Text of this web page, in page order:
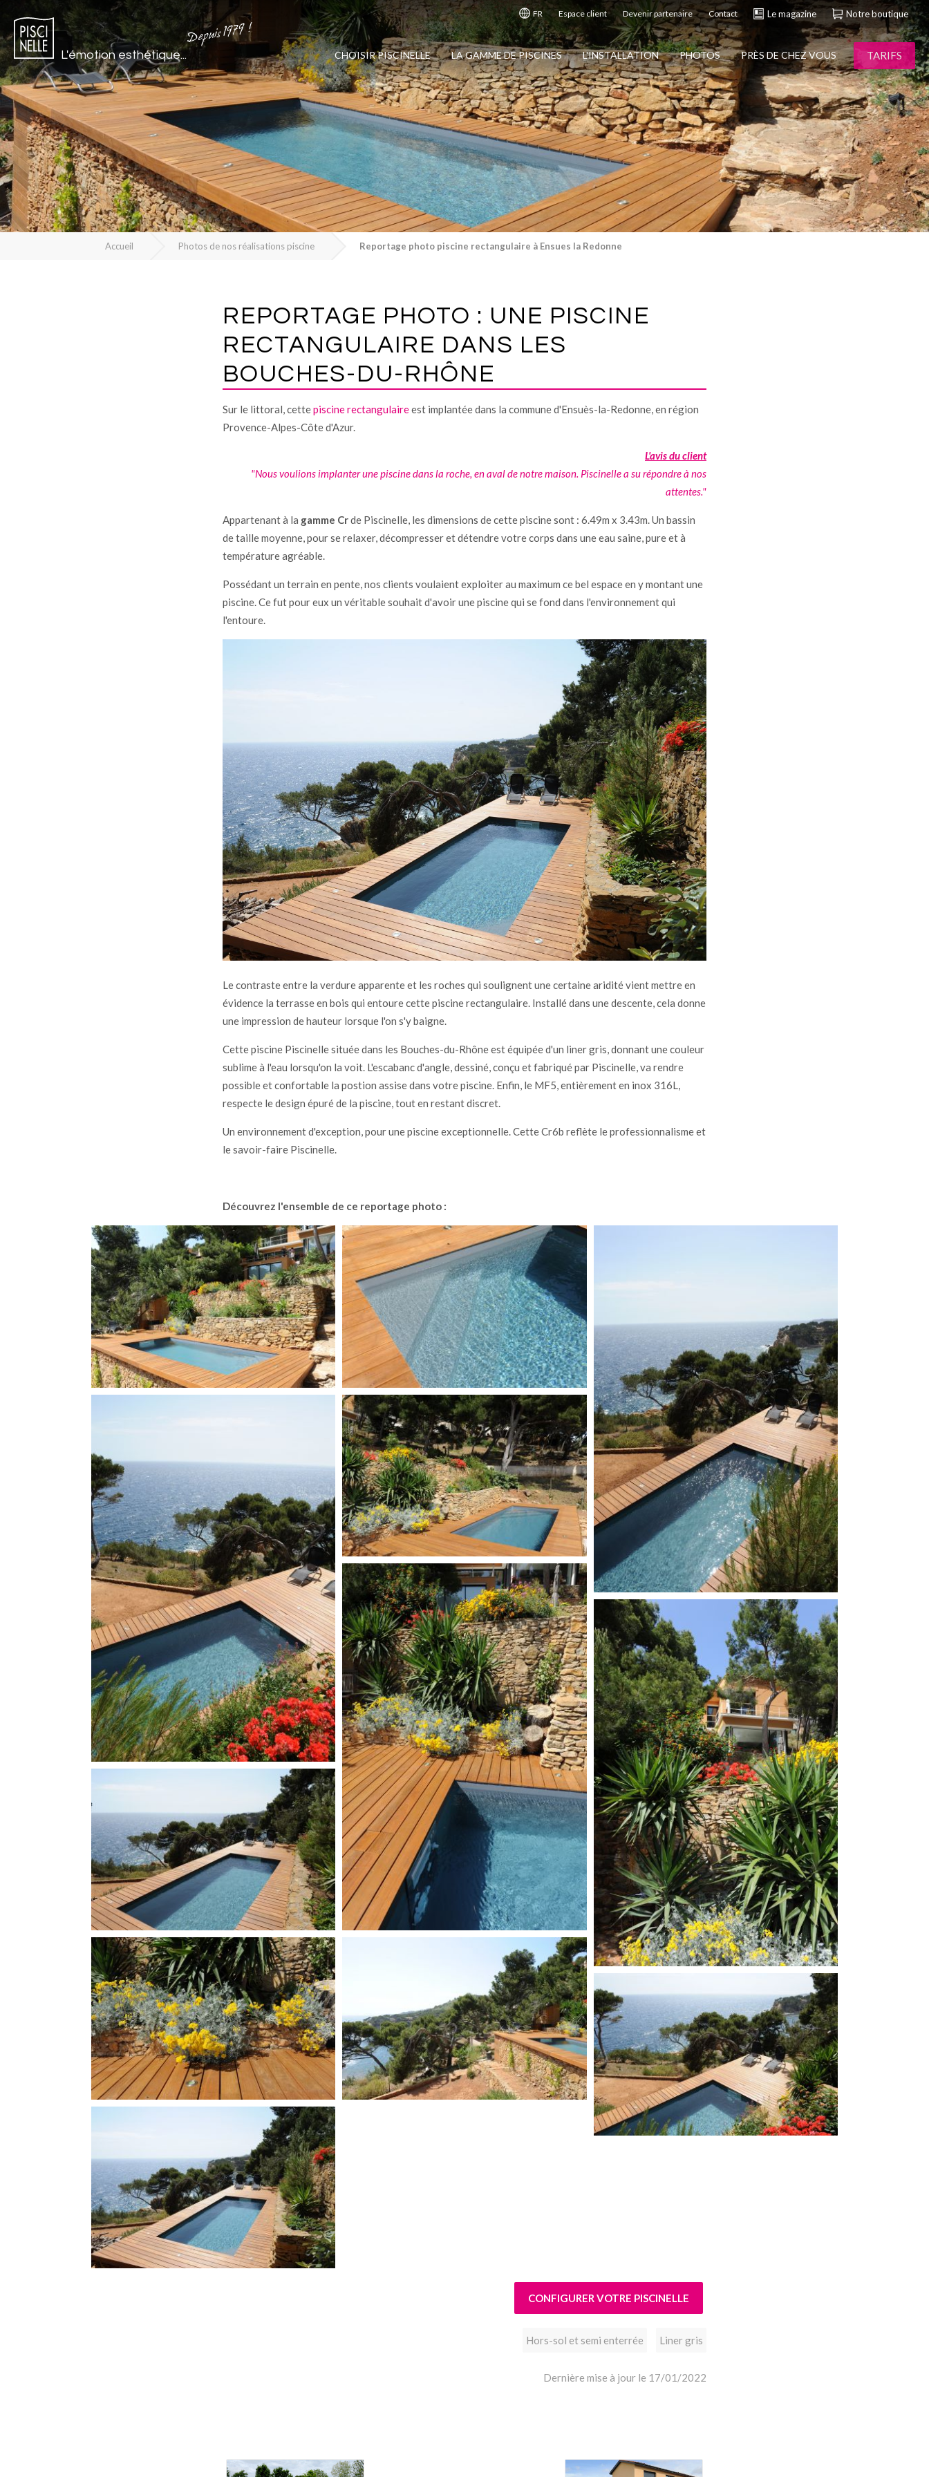
FR Espace client Devenir partenaire Contact Le magazine Notre boutique
L'émotion esthétique...
Depuis 1979 !
TARIFS
CHOISIR PISCINELLE LA GAMME DE PISCINES L'INSTALLATION PHOTOS PRÈS DE CHEZ VOUS
Accueil Photos de nos réalisations piscine Reportage photo piscine rectangulaire à Ensues la Redonne
REPORTAGE PHOTO : UNE PISCINE
RECTANGULAIRE DANS LES
BOUCHES-DU-RHÔNE
Sur le littoral, cettepiscine rectangulaireest implantée dans la commune d'Ensuès-la-Redonne, en région
Provence-Alpes-Côte d'Azur.
L'avis du client
"Nous voulions implanter une piscine dans la roche, en aval de notre maison. Piscinelle a su répondre à nos
attentes."
Appartenant à la gamme Crde Piscinelle, les dimensions de cette piscine sont : 6.49m x 3.43m. Un bassin
de taille moyenne, pour se relaxer, décompresser et détendre votre corps dans une eau saine, pure et à
température agréable.
Possédant un terrain en pente, nos clients voulaient exploiter au maximum ce bel espace en y montant une
piscine. Ce fut pour eux un véritable souhait d'avoir une piscine qui se fond dans l'environnement qui
l'entoure.
Le contraste entre la verdure apparente et les roches qui soulignent une certaine aridité vient mettre en
évidence la terrasse en bois qui entoure cette piscine rectangulaire. Installé dans une descente, cela donne
une impression de hauteur lorsque l'on s'y baigne.
Cette piscine Piscinelle située dans les Bouches-du-Rhône est équipée d'un liner gris, donnant une couleur
sublime à l'eau lorsqu'on la voit. L'escabanc d'angle, dessiné, conçu et fabriqué par Piscinelle, va rendre
possible et confortable la postion assise dans votre piscine. Enfin, le MF5, entièrement en inox 316L,
respecte le design épuré de la piscine, tout en restant discret.
Un environnement d'exception, pour une piscine exceptionnelle. Cette Cr6b reflète le professionnalisme et
le savoir-faire Piscinelle.
Découvrez l'ensemble de ce reportage photo :
CONFIGURER VOTRE PISCINELLE
Hors-sol et semi enterrée Liner gris
Dernière mise à jour le 17/01/2022